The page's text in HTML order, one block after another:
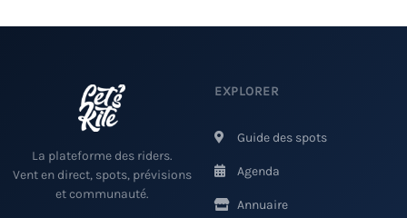
La plateforme des riders.
Vent en direct, spots, prévisions
et communauté.
EXPLORER
Guide des spots
Agenda
Annuaire